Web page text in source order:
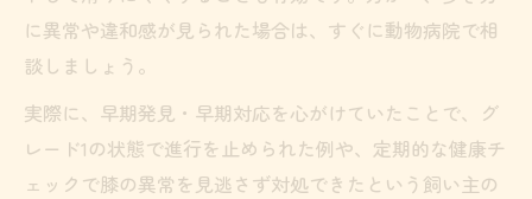
に異常や違和感が見られた場合は、すぐに動物病院で相
談しましょう。
実際に、早期発見・早期対応を心がけていたことで、グ
レード1の状態で進行を止められた例や、定期的な健康チ
ェックで膝の異常を見逃さず対処できたという飼い主の